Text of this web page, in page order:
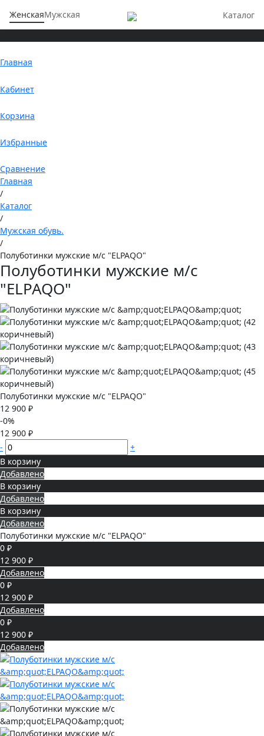
ЖенскаяМужская Каталог
Главная
Кабинет
Корзина
Избранные
Сравнение
Главная
/
Каталог
/
Мужская обувь.
/
Полуботинки мужские м/с "ELPAQO"
Полуботинки мужские м/с
"ELPAQO"
Полуботинки мужские м/с "ELPAQO"
12 900 ₽
-0%
12 900 ₽
-
+
В корзину
Добавлено
В корзину
Добавлено
В корзину
Добавлено
Полуботинки мужские м/с "ELPAQO"
0 ₽
12 900 ₽
Добавлено
0 ₽
12 900 ₽
Добавлено
0 ₽
12 900 ₽
Добавлено